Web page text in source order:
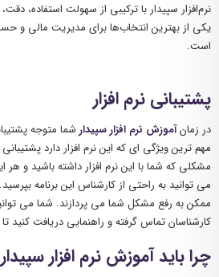
نرم‌افزار سپیدار با ترکیبی از سهولت استفاده،
یکی از بهترین انتخاب‌ها برای مدیریت مالی و
است.
پشتیبانی نرم افزار
در زمانآموزش نرم افزار سپیدارشما متوجه
مهم ترین ویژگی ای که این نرم افزار دارد
مشکلی که شما با این نرم افزار داشته باشید و هر
می توانید به راحتی از کارشناس این برنامه
ممکن به رفع مشکل شما می پردازند. شما می
کارشناسان تماس گرفته و راهنمایی دریافت
چرا باید آموزش نرم افزار